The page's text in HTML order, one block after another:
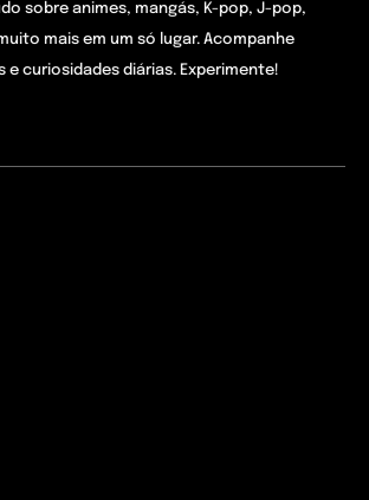
sobre animes, mangás, K-pop, J-pop,
mais em um só lugar. Acompanhe
e curiosidades diárias. Experimente!